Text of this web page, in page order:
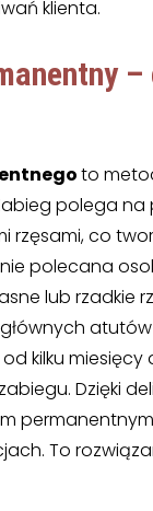
klienta.
–
to
polega na
rzęsami, co
polecana
lub rzadkie
kilku
Dzięki
To